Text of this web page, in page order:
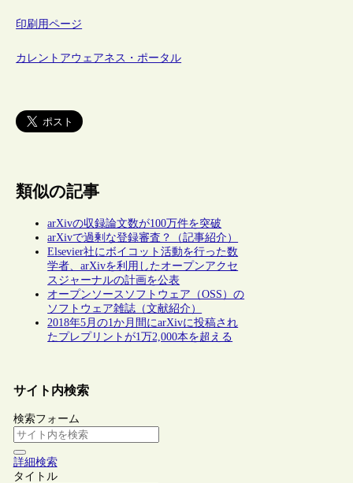
印刷用ページ
カレントアウェアネス・ポータル
類似の記事
arXivの収録論文数が100万件を突破
arXivで過剰な登録審査？（記事紹介）
Elsevier社にボイコット活動を行った数
学者、arXivを利用したオープンアクセ
スジャーナルの計画を公表
オープンソースソフトウェア（OSS）の
ソフトウェア雑誌（文献紹介）
2018年5月の1か月間にarXivに投稿され
たプレプリントが1万2,000本を超える
サイト内検索
検索フォーム
詳細検索
タイトル